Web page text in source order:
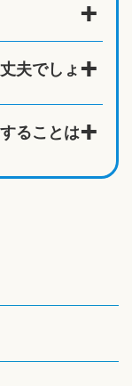
夫でしょ
ることは